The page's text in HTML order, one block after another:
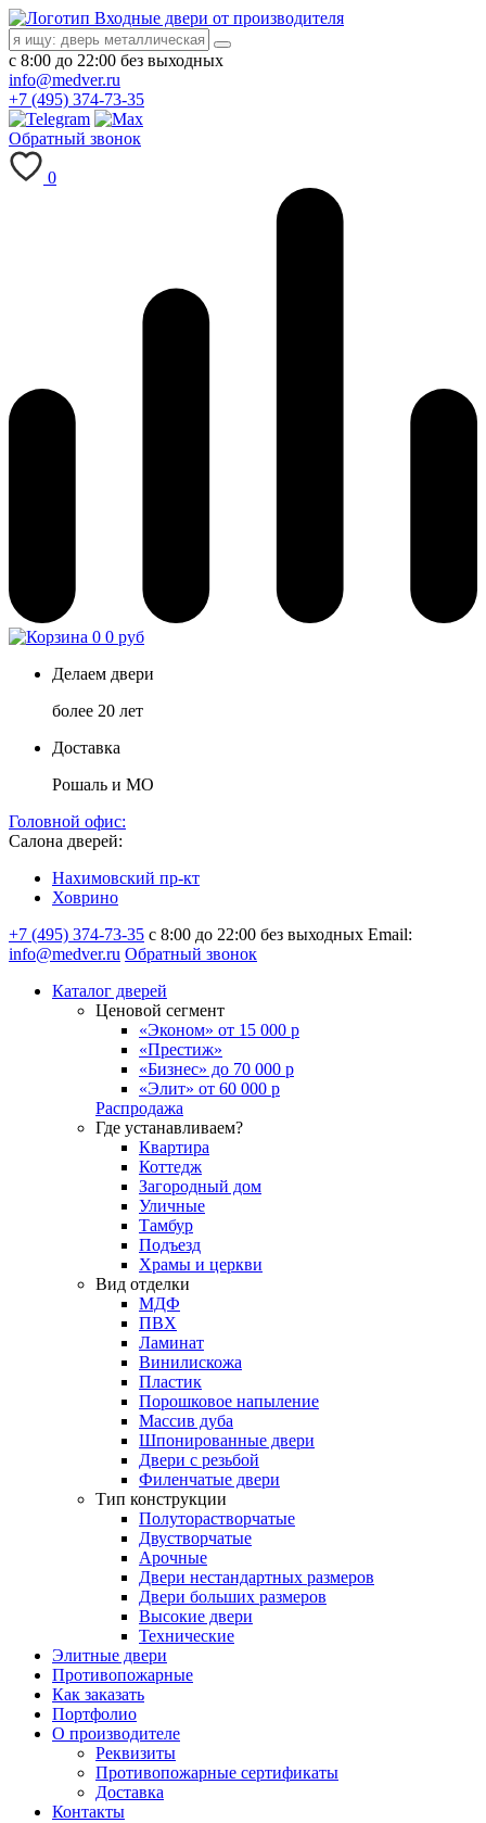
Входные двери от производителя
с 8:00 до 22:00 без выходных
info@medver.ru
+7 (495) 374-73-35
Обратный звонок
0
0 0 руб
Делаем двери
более 20 лет
Доставка
Рошаль и МО
Головной офис:
Салона дверей:
Нахимовский пр-кт
Ховрино
+7 (495) 374-73-35 с 8:00 до 22:00 без выходных Email:
info@medver.ru Обратный звонок
Каталог дверей
Ценовой сегмент
«Эконом» от 15 000 р
«Престиж»
«Бизнес» до 70 000 р
«Элит» от 60 000 р
Распродажа
Где устанавливаем?
Квартира
Коттедж
Загородный дом
Уличные
Тамбур
Подъезд
Храмы и церкви
Вид отделки
МДФ
ПВХ
Ламинат
Винилискожа
Пластик
Порошковое напыление
Массив дуба
Шпонированные двери
Двери с резьбой
Филенчатые двери
Тип конструкции
Полуторастворчатые
Двустворчатые
Арочные
Двери нестандартных размеров
Двери больших размеров
Высокие двери
Технические
Элитные двери
Противопожарные
Как заказать
Портфолио
О производителе
Реквизиты
Противопожарные сертификаты
Доставка
Контакты